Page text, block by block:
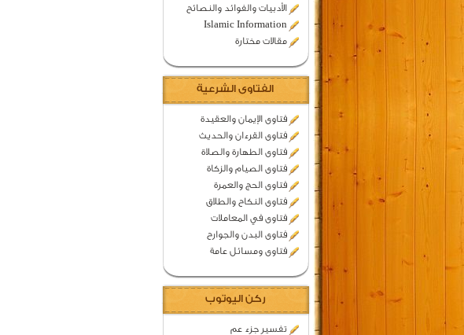
الأدبيات والفوائد والنصائح
Islamic Information
مقالات مختارة
الفتاوى الشرعية
فتاوى الإيمان والعقيدة
فتاوى القرءان والحديث
فتاوى الطهارة والصلاة
فتاوى الصيام والزكاة
فتاوى الحج والعمرة
فتاوى النكاح والطلاق
فتاوى في المعاملات
فتاوى البدن والجوارح
فتاوى ومسائل عامة
ركن اليوتوب
تفسير جزء عم